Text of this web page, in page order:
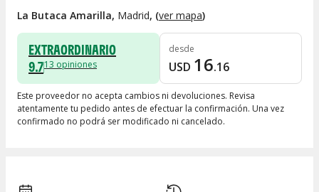
La Butaca Amarilla, Madrid, (ver mapa)
EXTRAORDINARIO
9.713 opiniones
desde
USD 16.16
Este proveedor no acepta cambios ni devoluciones. Revisa
atentamente tu pedido antes de efectuar la confirmación. Una vez
confirmado no podrá ser modificado ni cancelado.